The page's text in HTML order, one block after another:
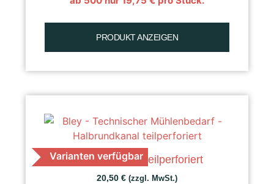
PRODUKT ANZEIGEN
Varianten verfügbar
K 40 Getreide, teilperforiert
20,50 € (zzgl. MwSt.)